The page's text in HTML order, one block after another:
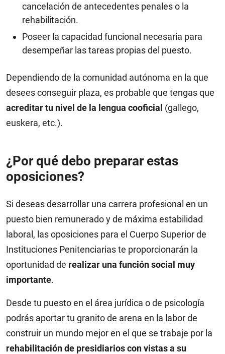
cancelación de antecedentes penales o la
rehabilitación.
Poseer la capacidad funcional necesaria para
desempeñar las tareas propias del puesto.
Dependiendo de la comunidad autónoma en la que
desees conseguir plaza, es probable que tengas que
acreditar tu nivel de la lengua cooficial (gallego,
euskera, etc.).
¿Por qué debo preparar estas
oposiciones?
Si deseas desarrollar una carrera profesional en un
puesto bien remunerado y de máxima estabilidad
laboral, las oposiciones para el Cuerpo Superior de
Instituciones Penitenciarias te proporcionarán la
oportunidad de realizar una función social muy
importante.
Desde tu puesto en el área jurídica o de psicología
podrás aportar tu granito de arena en la labor de
construir un mundo mejor en el que se trabaje por la
rehabilitación de presidiarios con vistas a su